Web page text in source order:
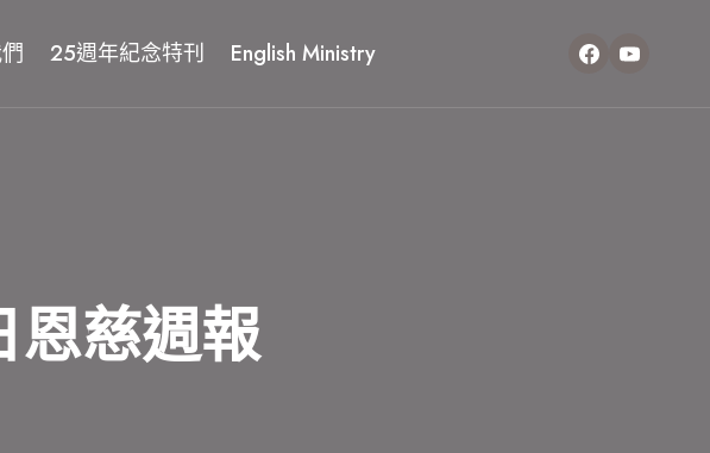
25週年紀念特刊 English Ministry
慈週報